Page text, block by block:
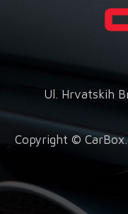
Ul. Hrvatskih
Copyright ©